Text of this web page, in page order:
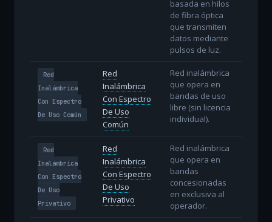
basada en hilos
de fibra óptica
que transmiten
datos mediante
pulsos de luz.
Red
Inalámbrica
Con Espectro
De Uso Común
Red
Inalámbrica
Con Espectro
De Uso
Común
Red inalámbrica
que opera en
bandas de uso
libre (sin licencia
individual).
Red
Inalámbrica
Con Espectro
De Uso
Privativo
Red
Inalámbrica
Con Espectro
De Uso
Privativo
Red inalámbrica
que opera en
bandas
concesionadas
en exclusiva al
operador.